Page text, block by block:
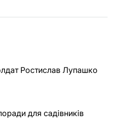
Ростислав Лупашко
для садівників